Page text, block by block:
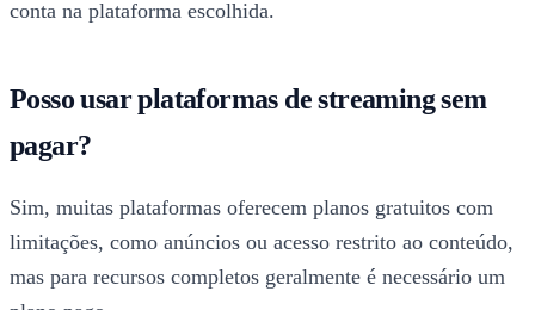
conta na plataforma escolhida.
Posso usar plataformas de streaming sem
pagar?
Sim, muitas plataformas oferecem planos gratuitos com
limitações, como anúncios ou acesso restrito ao conteúdo,
mas para recursos completos geralmente é necessário um